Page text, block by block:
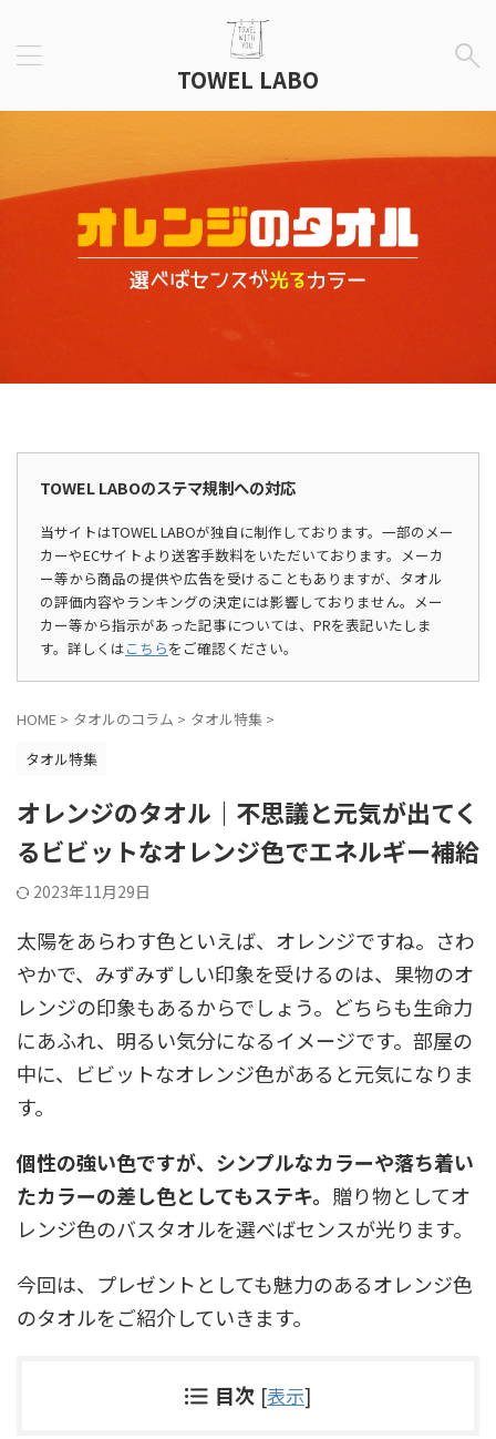
TOWEL LABO
TOWEL LABOのステマ規制への対応
当サイトはTOWEL LABOが独自に制作しております。一部のメー
カーやECサイトより送客手数料をいただいております。メーカ
ー等から商品の提供や広告を受けることもありますが、タオル
の評価内容やランキングの決定には影響しておりません。メー
カー等から指示があった記事については、PRを表記いたしま
す。詳しくはこちらをご確認ください。
HOME > タオルのコラム > タオル特集 >
タオル特集
オレンジのタオル｜不思議と元気が出てく
るビビットなオレンジ色でエネルギー補給
2023年11月29日
太陽をあらわす色といえば、オレンジですね。さわ
やかで、みずみずしい印象を受けるのは、果物のオ
レンジの印象もあるからでしょう。どちらも生命力
にあふれ、明るい気分になるイメージです。部屋の
中に、ビビットなオレンジ色があると元気になりま
す。
個性の強い色ですが、シンプルなカラーや落ち着い
たカラーの差し色としてもステキ。 贈り物としてオ
レンジ色のバスタオルを選べばセンスが光ります。
今回は、プレゼントとしても魅力のあるオレンジ色
のタオルをご紹介していきます。
目次 [表示]